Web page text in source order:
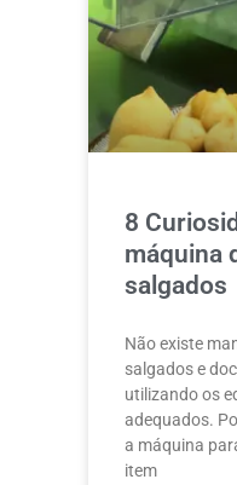
8
máquina
salgados
Não existe
salgados e
utilizando os
adequados.
a máquina
item